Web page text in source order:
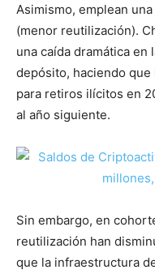
Asimismo, emplean
(menor reutilización).
una caída dramática
depósito, haciendo
para retiros ilícitos en
al año siguiente.
Sin embargo, en
reutilización han
que la infraestructura